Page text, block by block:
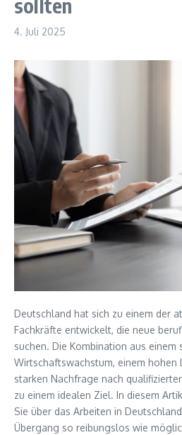
sollten
4. Juli 2025
Deutschland hat sich zu einem der
Fachkräfte entwickelt, die neue
suchen. Die Kombination aus einem
Wirtschaftswachstum, einem hohen
starken Nachfrage nach
zu einem idealen Ziel. In diesem
Sie über das Arbeiten in
Übergang so reibungslos wie